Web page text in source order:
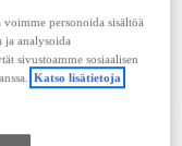
personoida sisältöä
ja analysoida
sivustoamme sosiaalisen
Katso lisätietoja